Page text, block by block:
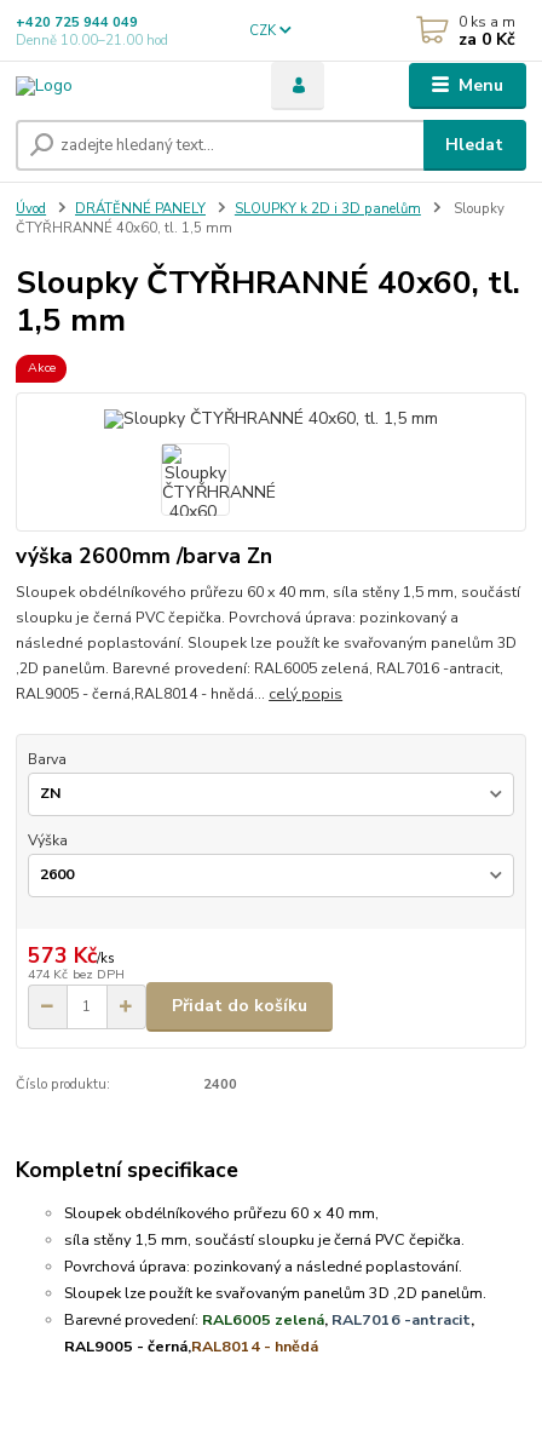
Menu
CZK
Hledat
+420 725 944 049
Denně 10.00–21.00 hod
0 ks a m
za 0 Kč
Úvod DRÁTĚNNÉ PANELY SLOUPKY k 2D i 3D panelům
Sloupky
ČTYŘHRANNÉ 40x60, tl. 1,5 mm
Sloupky ČTYŘHRANNÉ 40x60, tl.
1,5 mm
Akce
výška 2600mm /barva Zn
Sloupek obdélníkového průřezu 60 x 40 mm, síla stěny 1,5 mm, součástí
sloupku je černá PVC čepička. Povrchová úprava: pozinkovaný a
následné poplastování. Sloupek lze použít ke svařovaným panelům 3D
,2D panelům. Barevné provedení: RAL6005 zelená, RAL7016 -antracit,
RAL9005 - černá,RAL8014 - hnědá... celý popis
Barva
Výška
573 Kč/ks
474 Kč bez DPH
Přidat do košíku
Číslo produktu: 2400
Kompletní specifikace
Sloupek obdélníkového průřezu 60 x 40 mm,
síla stěny 1,5 mm, součástí sloupku je černá PVC čepička.
Povrchová úprava: pozinkovaný a následné poplastování.
Sloupek lze použít ke svařovaným panelům 3D ,2D panelům.
Barevné provedení: RAL6005 zelená, RAL7016 -antracit,
RAL9005 - černá,RAL8014 - hnědá